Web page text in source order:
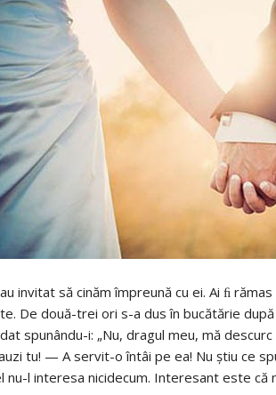
invitat să cinăm împreună cu ei. Ai ﬁ
De două-trei ori s-a dus în bucătărie
spunându-i: „Nu, dragul meu, mă
tu! — A servit-o întâi pe ea! Nu ştiu ce
nu-l interesa nicidecum. Interesant este că